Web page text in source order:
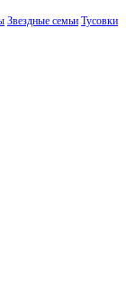
Звездные семьи Тусовки